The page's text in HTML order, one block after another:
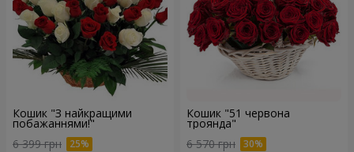
Кошик "З найкращими
побажаннями!"
6 399 грн
Кошик "51 червона
троянда"
6 570 грн